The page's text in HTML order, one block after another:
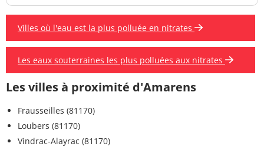
Villes où l'eau est la plus polluée en nitrates
Les eaux souterraines les plus polluées aux nitrates
Les villes à proximité d'Amarens
Frausseilles (81170)
Loubers (81170)
Vindrac-Alayrac (81170)